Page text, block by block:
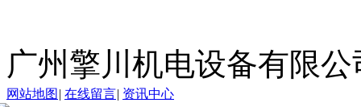
广州擎川机电设备有限
网站地图 | 在线留言| 资讯中心